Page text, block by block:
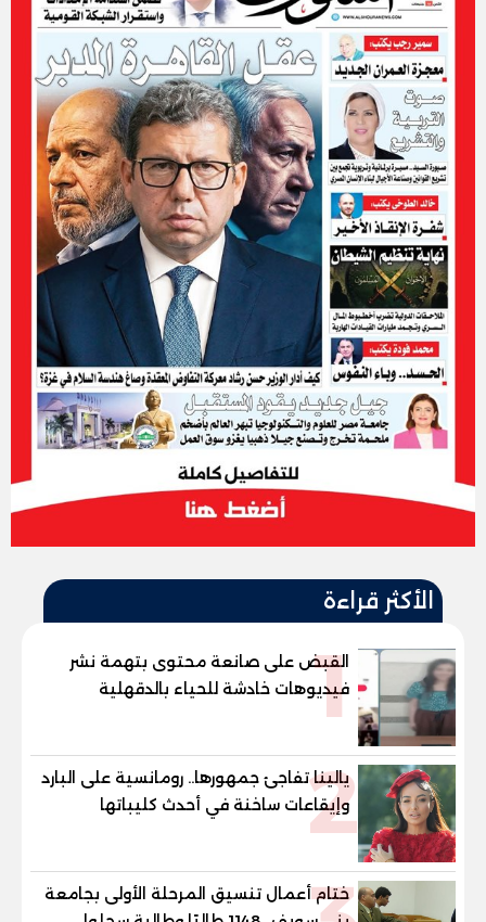
الأكثر قراءة
1
القبض على صانعة محتوى بتهمة نشر
فيديوهات خادشة للحياء بالدقهلية
2
يالينا تفاجئ جمهورها.. رومانسية على البارد
وإيقاعات ساخنة في أحدث كليباتها
ختام أعمال تنسيق المرحلة الأولى بجامعة